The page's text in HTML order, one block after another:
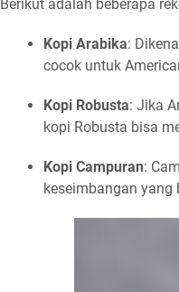
Berikut adalah beberapa
Kopi Arabika:
cocok untuk
Kopi Robusta: Jika
kopi Robusta bisa
Kopi Campuran:
keseimbangan yang